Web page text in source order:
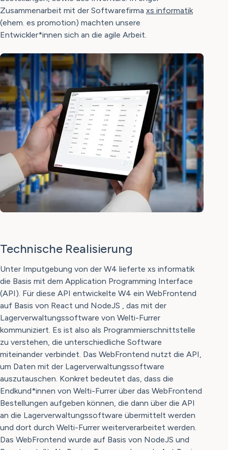
Zusammenarbeit mit der Softwarefirma xs informatik
(ehem. es promotion) machten unsere
Entwickler*innen sich an die agile Arbeit.
Technische Realisierung
Unter Imputgebung von der W4 lieferte xs informatik
die Basis mit dem Application Programming Interface
(API). Für diese API entwickelte W4 ein WebFrontend
auf Basis von React und NodeJS , das mit der
Lagerverwaltungssoftware von Welti-Furrer
kommuniziert. Es ist also als Programmierschnittstelle
zu verstehen, die unterschiedliche Software
miteinander verbindet. Das WebFrontend nutzt die API,
um Daten mit der Lagerverwaltungssoftware
auszutauschen. Konkret bedeutet das, dass die
Endkund*innen von Welti-Furrer über das WebFrontend
Bestellungen aufgeben können, die dann über die API
an die Lagerverwaltungssoftware übermittelt werden
und dort durch Welti-Furrer weiterverarbeitet werden.
Das WebFrontend wurde auf Basis von NodeJS und